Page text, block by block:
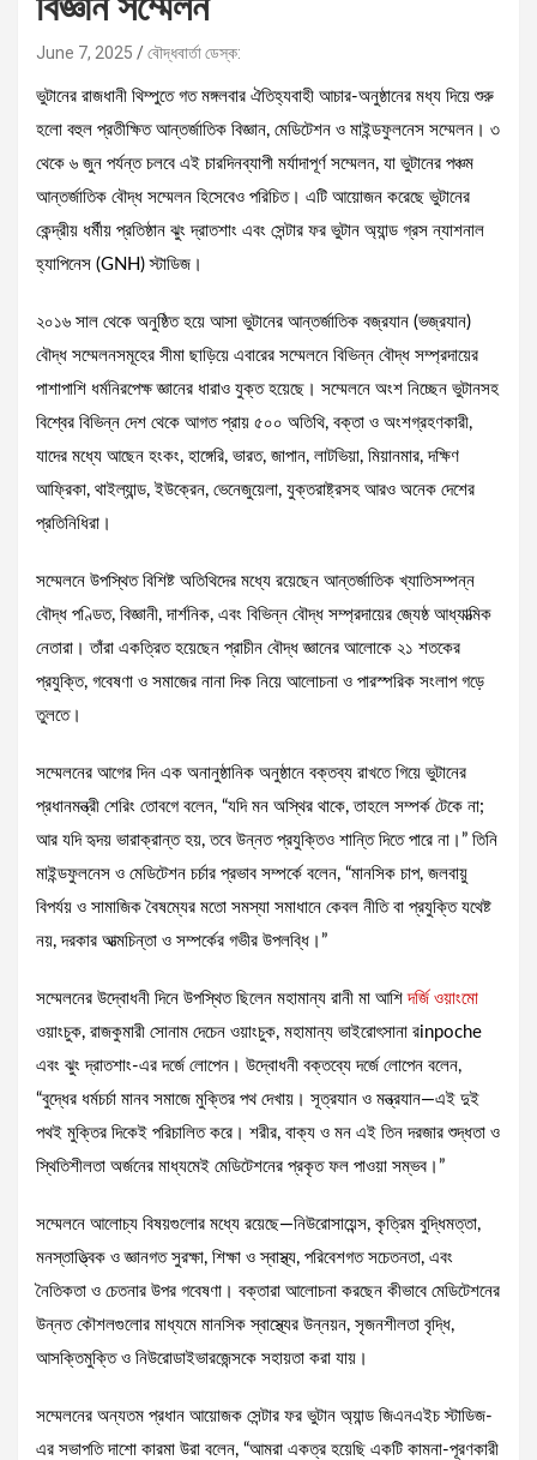
June 7, 2025 বৌদ্ধবার্তা ডেস্ক:
ভুটানের রাজধানী থিম্পুতে গত মঙ্গলবার ঐতিহ্যবাহী আচার-অনুষ্ঠানের মধ্য দিয়ে শুরু
হলো বহুল প্রতীক্ষিত আন্তর্জাতিক বিজ্ঞান, মেডিটেশন ও মাইন্ডফুলনেস সম্মেলন। ৩
থেকে ৬ জুন পর্যন্ত চলবে এই চারদিনব্যাপী মর্যাদাপূর্ণ সম্মেলন, যা ভুটানের পঞ্চম
আন্তর্জাতিক বৌদ্ধ সম্মেলন হিসেবেও পরিচিত। এটি আয়োজন করেছে ভুটানের
কেন্দ্রীয় ধর্মীয় প্রতিষ্ঠান ঝুং দ্রাতশাং এবং সেন্টার ফর ভুটান অ্যান্ড গ্রস ন্যাশনাল
হ্যাপিনেস (GNH) স্টাডিজ।
২০১৬ সাল থেকে অনুষ্ঠিত হয়ে আসা ভুটানের আন্তর্জাতিক বজ্রযান (ভজ্রযান)
বৌদ্ধ সম্মেলনসমূহের সীমা ছাড়িয়ে এবারের সম্মেলনে বিভিন্ন বৌদ্ধ সম্প্রদায়ের
পাশাপাশি ধর্মনিরপেক্ষ জ্ঞানের ধারাও যুক্ত হয়েছে। সম্মেলনে অংশ নিচ্ছেন ভুটানসহ
বিশ্বের বিভিন্ন দেশ থেকে আগত প্রায় ৫০০ অতিথি, বক্তা ও অংশগ্রহণকারী,
যাদের মধ্যে আছেন হংকং, হাঙ্গেরি, ভারত, জাপান, লাটভিয়া, মিয়ানমার, দক্ষিণ
আফ্রিকা, থাইল্যান্ড, ইউক্রেন, ভেনেজুয়েলা, যুক্তরাষ্ট্রসহ আরও অনেক দেশের
প্রতিনিধিরা।
সম্মেলনে উপস্থিত বিশিষ্ট অতিথিদের মধ্যে রয়েছেন আন্তর্জাতিক খ্যাতিসম্পন্ন
বৌদ্ধ পণ্ডিত, বিজ্ঞানী, দার্শনিক, এবং বিভিন্ন বৌদ্ধ সম্প্রদায়ের জ্যেষ্ঠ আধ্যাত্মিক
নেতারা। তাঁরা একত্রিত হয়েছেন প্রাচীন বৌদ্ধ জ্ঞানের আলোকে ২১ শতকের
প্রযুক্তি, গবেষণা ও সমাজের নানা দিক নিয়ে আলোচনা ও পারস্পরিক সংলাপ গড়ে
তুলতে।
সম্মেলনের আগের দিন এক অনানুষ্ঠানিক অনুষ্ঠানে বক্তব্য রাখতে গিয়ে ভুটানের
প্রধানমন্ত্রী শেরিং তোবগে বলেন, “যদি মন অস্থির থাকে, তাহলে সম্পর্ক টেকে না;
আর যদি হৃদয় ভারাক্রান্ত হয়, তবে উন্নত প্রযুক্তিও শান্তি দিতে পারে না।” তিনি
মাইন্ডফুলনেস ও মেডিটেশন চর্চার প্রভাব সম্পর্কে বলেন, “মানসিক চাপ, জলবায়ু
বিপর্যয় ও সামাজিক বৈষম্যের মতো সমস্যা সমাধানে কেবল নীতি বা প্রযুক্তি যথেষ্ট
নয়, দরকার আত্মচিন্তা ও সম্পর্কের গভীর উপলব্ধি।”
সম্মেলনের উদ্বোধনী দিনে উপস্থিত ছিলেন মহামান্য রানী মা আশিদর্জি ওয়াংমো
ওয়াংচুক, রাজকুমারী সোনাম দেচেন ওয়াংচুক, মহামান্য ভাইরোৎসানা রinpoche
এবং ঝুং দ্রাতশাং-এর দর্জে লোপেন। উদ্বোধনী বক্তব্যে দর্জে লোপেন বলেন,
“বুদ্ধের ধর্মচর্চা মানব সমাজে মুক্তির পথ দেখায়। সূত্রযান ও মন্ত্রযান—এই দুই
পথই মুক্তির দিকেই পরিচালিত করে। শরীর, বাক্য ও মন এই তিন দরজার শুদ্ধতা ও
স্থিতিশীলতা অর্জনের মাধ্যমেই মেডিটেশনের প্রকৃত ফল পাওয়া সম্ভব।”
সম্মেলনে আলোচ্য বিষয়গুলোর মধ্যে রয়েছে—নিউরোসায়েন্স, কৃত্রিম বুদ্ধিমত্তা,
মনস্তাত্ত্বিক ও জ্ঞানগত সুরক্ষা, শিক্ষা ও স্বাস্থ্য, পরিবেশগত সচেতনতা, এবং
নৈতিকতা ও চেতনার উপর গবেষণা। বক্তারা আলোচনা করছেন কীভাবে মেডিটেশনের
উন্নত কৌশলগুলোর মাধ্যমে মানসিক স্বাস্থ্যের উন্নয়ন, সৃজনশীলতা বৃদ্ধি,
আসক্তিমুক্তি ও নিউরোডাইভারজেন্সকে সহায়তা করা যায়।
সম্মেলনের অন্যতম প্রধান আয়োজক সেন্টার ফর ভুটান অ্যান্ড জিএনএইচ স্টাডিজ-
এর সভাপতি দাশো কারমা উরা বলেন, “আমরা একত্র হয়েছি একটি কামনা-পূরণকারী